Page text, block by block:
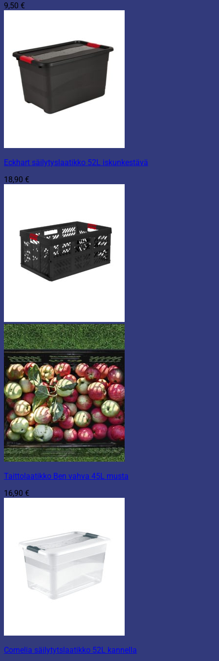
9,50 €
Eckhart säilytyslaatikko 52L iskunkestävä
18,90 €
Taittolaatikko Ben vahva 45L musta
16,90 €
Cornelia säilytytslaatikko 52L kannella